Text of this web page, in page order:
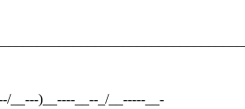
__---)__----__--_/__-----__-